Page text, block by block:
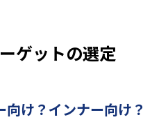
ゲットの選定
向け？インナー向け？